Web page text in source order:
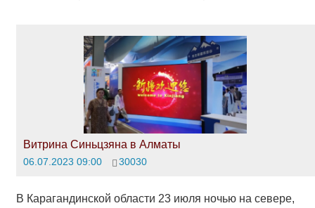
Витрина Синьцзяна в Алматы
06.07.2023 09:00 30030
В Карагандинской области 23 июля ночью на севере,